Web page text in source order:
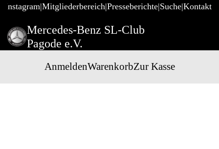
Mitgliederbereich Presseberichte Suche Kontakt
Mercedes-Benz SL-Club
Pagode e.V.
AnmeldenWarenkorbZur Kasse